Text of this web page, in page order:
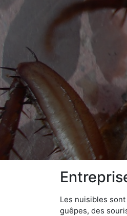
Les nuisibles
guêpes, des